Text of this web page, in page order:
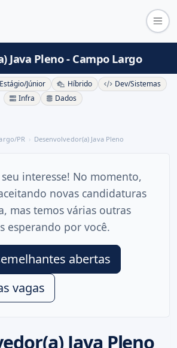
Java Pleno - Campo Largo
Estágio/Júnior Híbrido
Dev/Sistemas
Infra
Dados
PR Desenvolvedor(a) Java Pleno
Java Pleno
interesse! No momento,
novas candidaturas
mas temos várias outras
esperando por você.
abertas
vagas